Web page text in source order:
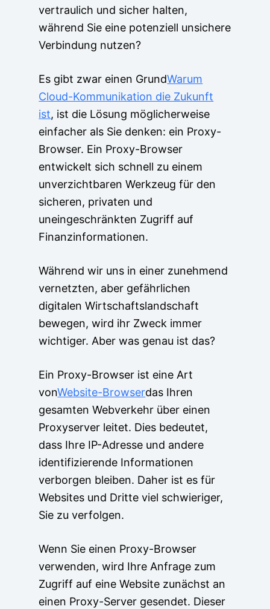
vertraulich und sicher halten,
während Sie eine potenziell unsichere
Verbindung nutzen?
Es gibt zwar einen GrundWarum
Cloud-Kommunikation die Zukunft
ist, ist die Lösung möglicherweise
einfacher als Sie denken: ein Proxy-
Browser. Ein Proxy-Browser
entwickelt sich schnell zu einem
unverzichtbaren Werkzeug für den
sicheren, privaten und
uneingeschränkten Zugriff auf
Finanzinformationen.
Während wir uns in einer zunehmend
vernetzten, aber gefährlichen
digitalen Wirtschaftslandschaft
bewegen, wird ihr Zweck immer
wichtiger. Aber was genau ist das?
Ein Proxy-Browser ist eine Art
vonWebsite-Browserdas Ihren
gesamten Webverkehr über einen
Proxyserver leitet. Dies bedeutet,
dass Ihre IP-Adresse und andere
identifizierende Informationen
verborgen bleiben. Daher ist es für
Websites und Dritte viel schwieriger,
Sie zu verfolgen.
Wenn Sie einen Proxy-Browser
verwenden, wird Ihre Anfrage zum
Zugriff auf eine Website zunächst an
einen Proxy-Server gesendet. Dieser